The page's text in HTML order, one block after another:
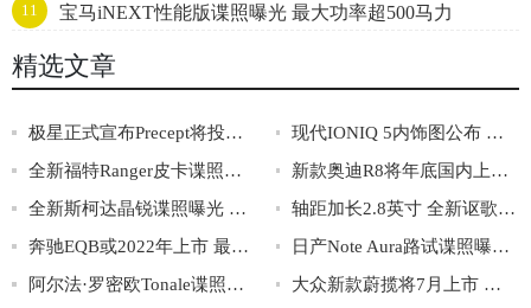
11 宝马iNEXT性能版谍照曝光 最大功率超500马力
精选文章
极星正式宣布Precept将投入量产
现代IONIQ 5内饰图公布 配可移动中央扶手箱
全新福特Ranger皮卡谍照曝光 将2022年首次亮相
新款奥迪R8将年底国内上市 搭载5.2L V10发动机
全新斯柯达晶锐谍照曝光 提供多种动力可选
轴距加长2.8英寸 全新讴歌MDX首发亮相
奔驰EQB或2022年上市 最大续航有望达480km
日产Note Aura路试谍照曝光 将夏季初发布
阿尔法·罗密欧Tonale谍照曝光 2022年一季度亮相
大众新款蔚揽将7月上市 配2.0T低功率发动机